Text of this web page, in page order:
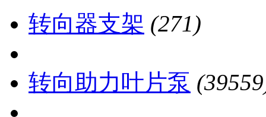
转向器支架 (271)
转向助力叶片泵